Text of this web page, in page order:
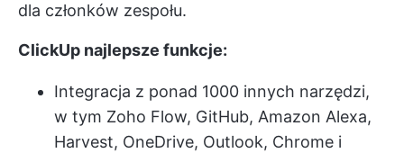
dla członków zespołu.
ClickUp najlepsze funkcje:
Integracja z ponad 1000 innych narzędzi,
w tym Zoho Flow, GitHub, Amazon Alexa,
Harvest, OneDrive, Outlook, Chrome i